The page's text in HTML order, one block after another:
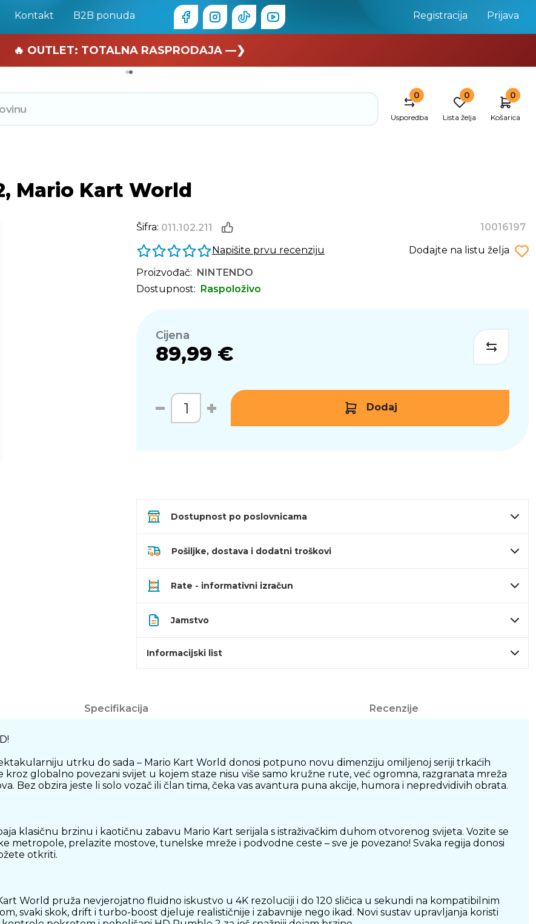
Kontakt B2B ponuda Registracija Prijava
🏄 Zaslužuješ odmor —❯
🔥 OUTLET: TOTALNA RASPRODAJA —❯
0
Usporedba
0
Lista želja
0
Košarica
Mario Kart World
Šifra: 011.102.211
10016197
Napišite prvu recenziju
Dodajte na listu želja
Proizvođač: NINTENDO
Dostupnost: Raspoloživo
Cijena
89,99 €
Dodaj
Dostupnost po poslovnicama
Pošiljke, dostava i dodatni troškovi
Rate - informativni izračun
Jamstvo
Informacijski list
Specifikacija Recenzije
utrku do sada – Mario Kart World donosi potpuno novu dimenziju omiljenoj seriji trkaćih
globalno povezani svijet u kojem staze nisu više samo kružne rute, već ogromna, razgranata mreža
Bez obzira jeste li solo vozač ili član tima, čeka vas avantura puna akcije, humora i nepredvidivih obrata.
klasičnu brzinu i kaotičnu zabavu Mario Kart serijala s istraživačkim duhom otvorenog svijeta. Vozite se
metropole, prelazite mostove, tunelske mreže i podvodne ceste – sve je povezano! Svaka regija donosi
otkriti.
World pruža nevjerojatno fluidno iskustvo u 4K rezoluciji i do 120 sličica u sekundi na kompatibilnim
svaki skok, drift i turbo-boost djeluje realističnije i zabavnije nego ikad. Novi sustav upravljanja koristi